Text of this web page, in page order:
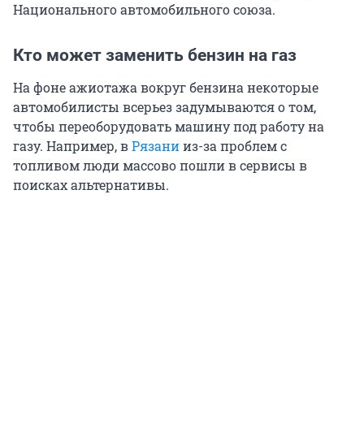
Национального автомобильного союза.
Кто может заменить бензин на газ
На фоне ажиотажа вокруг бензина некоторые
автомобилисты всерьез задумываются о том,
чтобы переоборудовать машину под работу на
газу. Например, вРязанииз-за проблем с
топливом люди массово пошли в сервисы в
поисках альтернативы.